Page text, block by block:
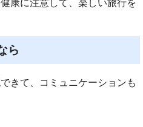
康に注意して、楽しい旅行を
ら
きて、コミュニケーションも